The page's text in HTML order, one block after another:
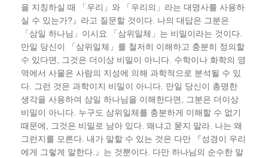
을 지칭하실 때 「우리」와 「우리의」라는 대명사를 사용하
실 수 있는가?』라고 질문할 것이다. 나의 대답은 그분은
「삼일 하나님」이시요 「삼위일체」는 비밀이라는 것이다.
만일 당신이 「삼위일체」를 철저히 이해하고 충분히 정의할
수 있다면, 그것은 더이상 비밀이 아니다. 수학이나 화학의 영
역에서 사물은 사람의 지성에 의해 과학적으로 분석될 수 있
다. 그런 것은 과학이지 비밀이 아니다. 만일 당신이 총명한
생각을 사용하여 삼일 하나님을 이해한다면, 그분은 더이상
비밀이 아니다. 누구도 삼위일체를 충분하게 이해할 수 없기
때문에, 그것은 비밀로 남아 있다. 왜냐고 묻지 말라. 나는 왜
그런지를 모른다. 내가 말할 수 있는 것은 다만 『성경이 우리
에게 그렇게 말한다.』는 것뿐이다. 다만 하나님의 순수한 말